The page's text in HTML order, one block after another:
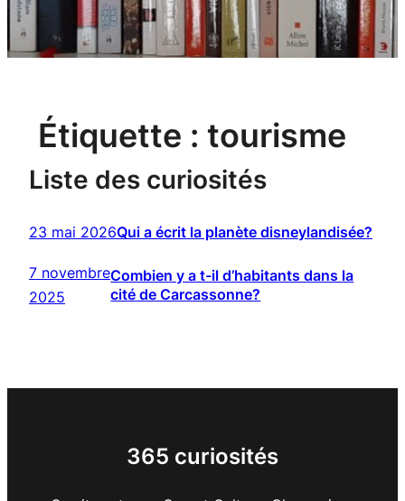
Étiquette : tourisme
Liste des curiosités
23 mai 2026Qui a écrit la planète disneylandisée?
7 novembre
2025
Combien y a t-il d’habitants dans la
cité de Carcassonne?
365 curiosités